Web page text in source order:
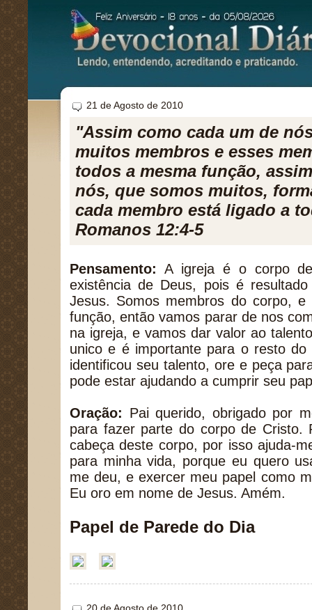
21 de Agosto de 2010
"Assim como cada um de
muitos membros e esses
todos a mesma função,
nós, que somos muitos,
cada membro está ligado a
Romanos 12:4-5
Pensamento: A igreja é o corpo
existência de Deus, pois é
Jesus. Somos membros do corpo,
função, então vamos parar de nos
na igreja, e vamos dar valor ao
unico e é importante para o resto
identificou seu talento, ore e peça
pode estar ajudando a cumprir seu
Oração: Pai querido, obrigado por
para fazer parte do corpo de Cristo.
cabeça deste corpo, por isso ajuda-
para minha vida, porque eu quero
me deu, e exercer meu papel como
Eu oro em nome de Jesus. Amém.
Papel de Parede do Dia